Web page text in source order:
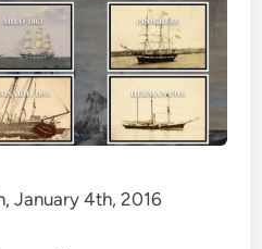
January 4th, 2016